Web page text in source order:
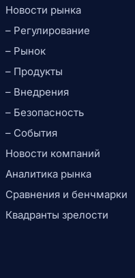
Новости рынка
– Регулирование
– Рынок
– Продукты
– Внедрения
– Безопасность
– События
Новости компаний
Аналитика рынка
Сравнения и бенчмарки
Квадранты зрелости